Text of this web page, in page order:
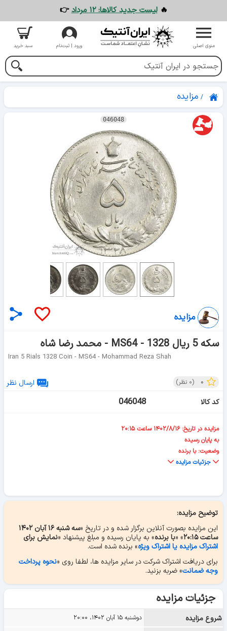
🔥لیست جدید کالاها: ۱۲ مرداد 👉
منوی اصلی ورود | ثبت‌نام سبد خرید
مزایده
046048
مزایده
سکه 5 ریال 1328 - MS64 - محمد رضا شاه
Iran 5 Rials 1328 Coin - MS64 - Mohammad Reza Shah
۰ (۰ نظر)
ارسال نظر
کد کالا
046048
مزایده در تاریخ: ۱۴۰۲/۸/۱۶ ساعت ۲۰:۱۵
به پایان رسیده
وضعیت: با برنده
جزئیات مزایده
توضیح مزایده:
این مزایده بصورت آنلاین برگزار شده و در تاریخ «
سه شنبه ۱۶ آبان ۱۴۰۲
ساعت ۲۰:۱۵
» «با برنده» به پایان رسیده و مبلغ پیشنهاد «نمایش برای
اشتراک مزایده یا اشتراک ویژه» برنده شده است.
برای دریافت اشتراک شرکت در سایر مزایده ها، لطفا روی «نحوه پرداخت
وجه ضمانت» ضربه بزنید.
جزئیات مزایده
شروع مزایده دوشنبه ۱۵ آبان ۱۴۰۲، ۲۰:۰۰